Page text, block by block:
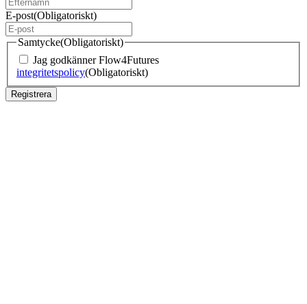
E-post(Obligatoriskt)
Samtycke(Obligatoriskt)
Jag godkänner Flow4Futures
integritetspolicy(Obligatoriskt)
Registrera